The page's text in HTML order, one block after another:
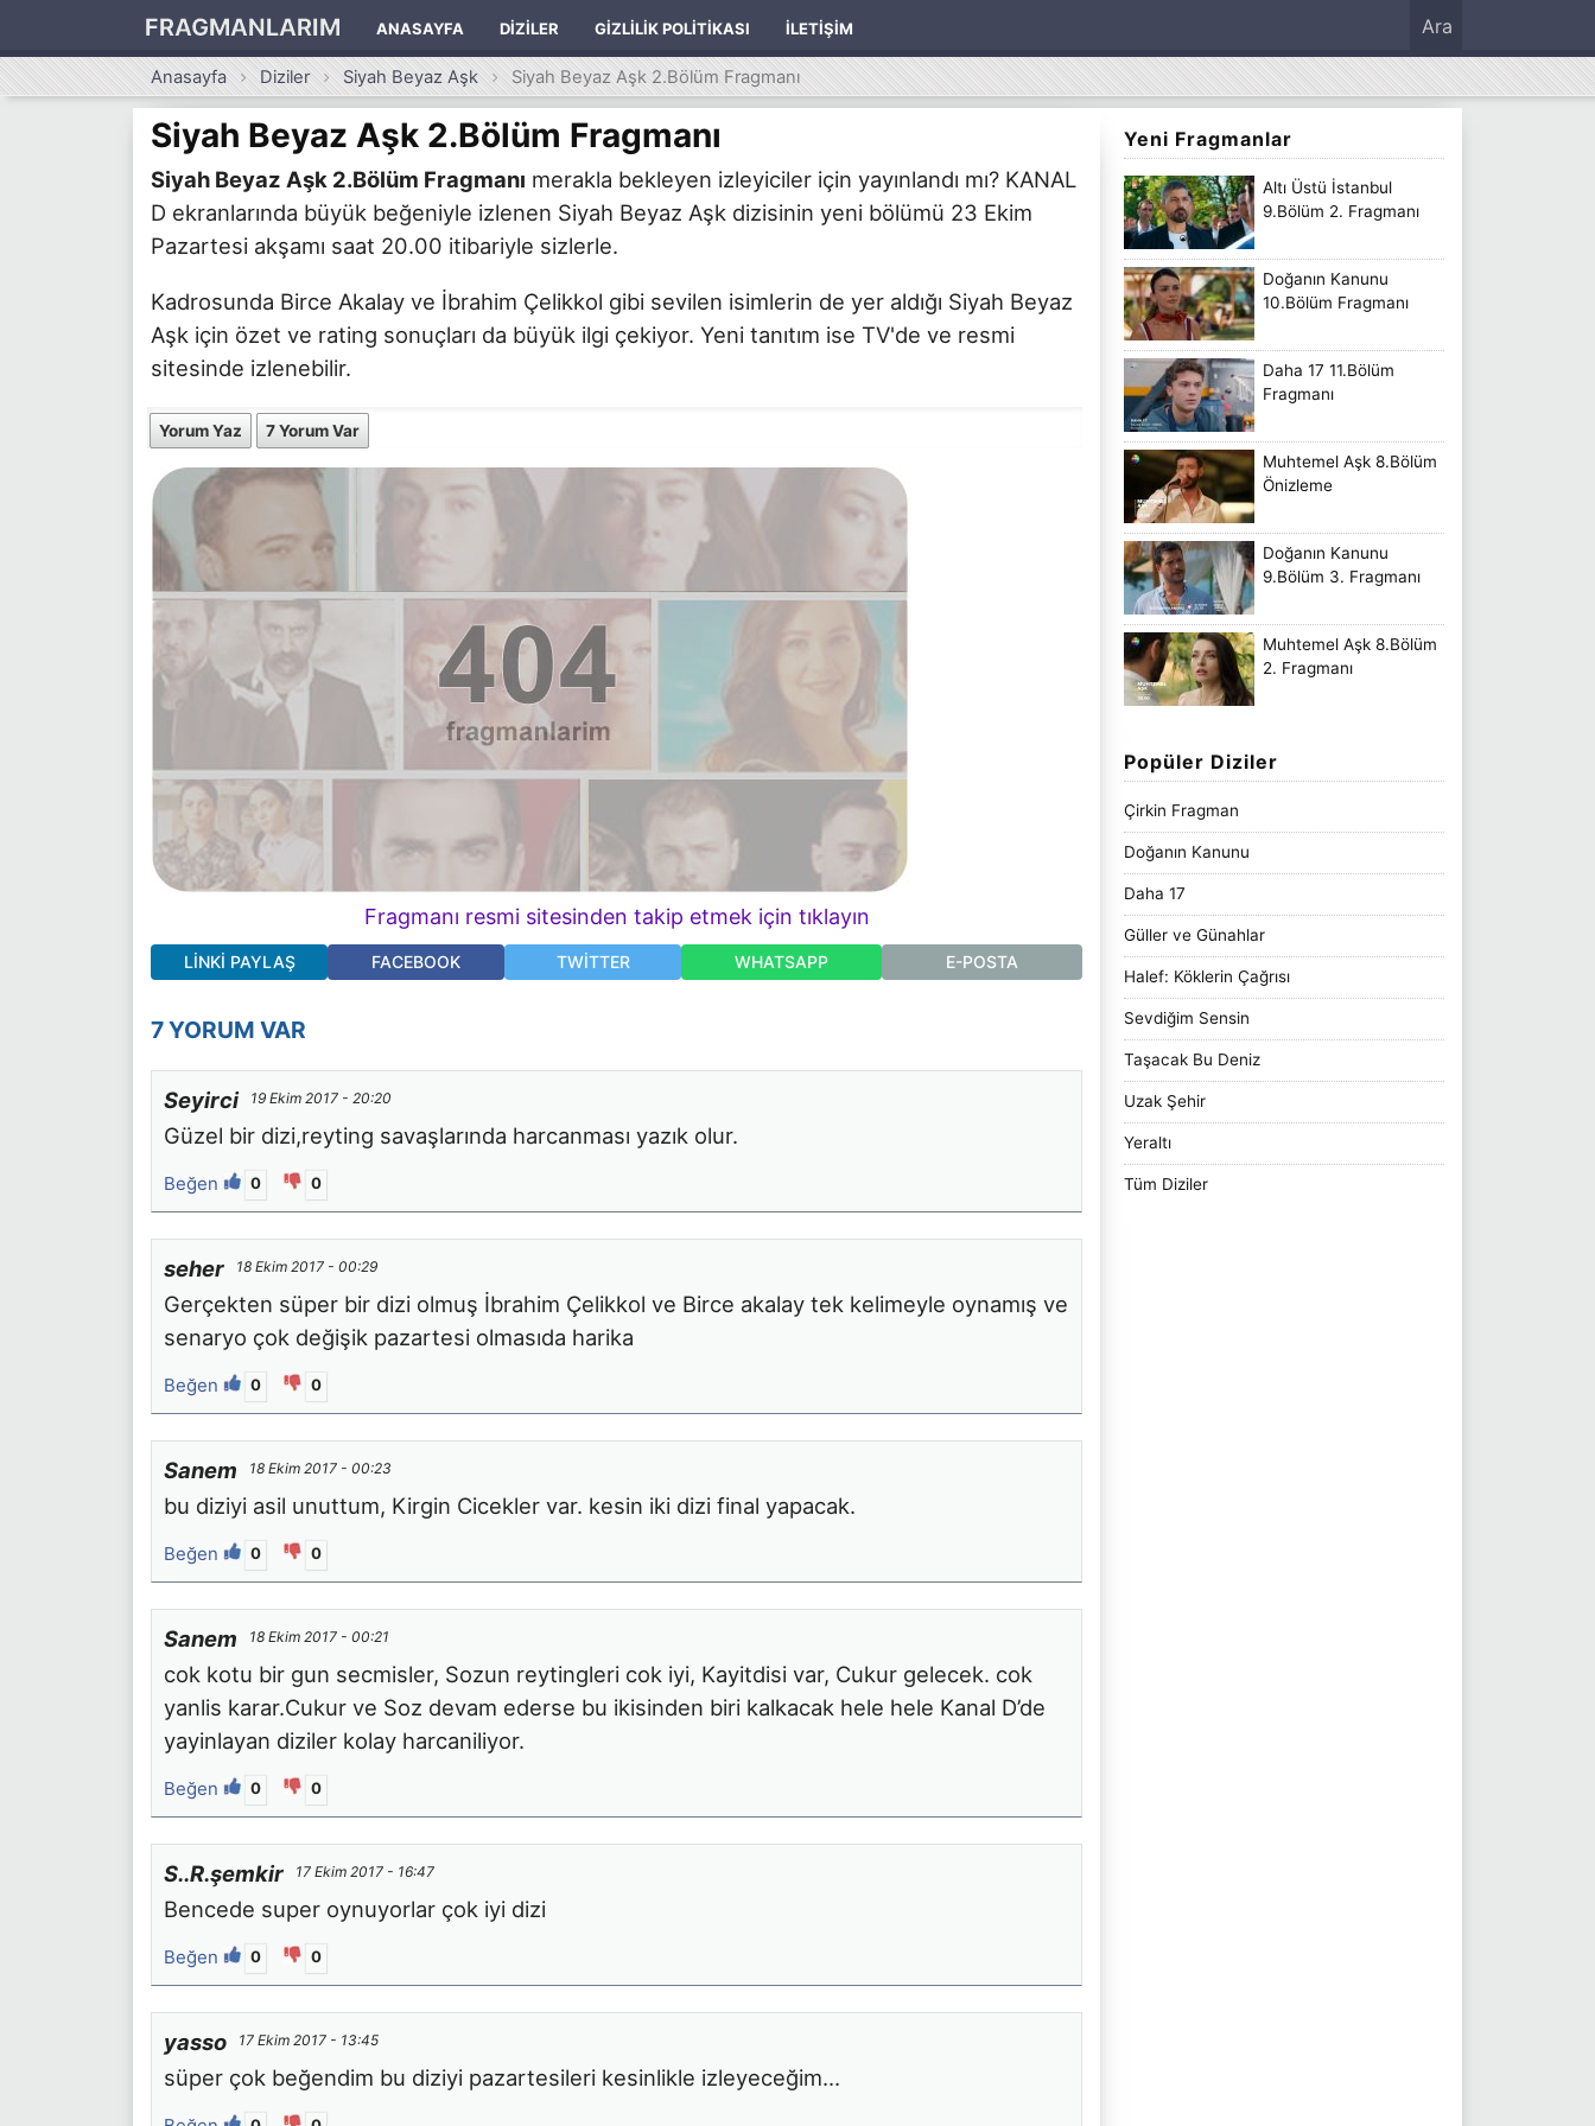
FRAGMANLARIM ANASAYFA DIZILER GIZLILIK POLITIKASI İLETIŞIM Ara
Anasayfa Diziler Siyah Beyaz Aşk Siyah Beyaz Aşk 2.Bölüm Fragmanı
Siyah Beyaz Aşk 2.Bölüm Fragmanı
Siyah Beyaz Aşk 2.Bölüm Fragmanı merakla bekleyen izleyiciler için yayınlandı mı? KANAL
D ekranlarında büyük beğeniyle izlenen Siyah Beyaz Aşk dizisinin yeni bölümü 23 Ekim
Pazartesi akşamı saat 20.00 itibariyle sizlerle.
Kadrosunda Birce Akalay ve İbrahim Çelikkol gibi sevilen isimlerin de yer aldığı Siyah Beyaz
Aşk için özet ve rating sonuçları da büyük ilgi çekiyor. Yeni tanıtım ise TV'de ve resmi
sitesinde izlenebilir.
Yorum Yaz 7 Yorum Var
Fragmanı resmi sitesinden takip etmek için tıklayın
LINKI PAYLAŞ FACEBOOK TWITTER WHATSAPP E-POSTA
7 YORUM VAR
Seyirci 19 Ekim 2017 - 20:20
Güzel bir dizi,reyting savaşlarında harcanması yazık olur.
Beğen 0 0
seher 18 Ekim 2017 - 00:29
Gerçekten süper bir dizi olmuş İbrahim Çelikkol ve Birce akalay tek kelimeyle oynamış ve
senaryo çok değişik pazartesi olmasıda harika
Beğen 0 0
Sanem 18 Ekim 2017 - 00:23
bu diziyi asil unuttum, Kirgin Cicekler var. kesin iki dizi final yapacak.
Beğen 0 0
Sanem 18 Ekim 2017 - 00:21
cok kotu bir gun secmisler, Sozun reytingleri cok iyi, Kayitdisi var, Cukur gelecek. cok
yanlis karar.Cukur ve Soz devam ederse bu ikisinden biri kalkacak hele hele Kanal D’de
yayinlayan diziler kolay harcaniliyor.
Beğen 0 0
S..R.şemkir 17 Ekim 2017 - 16:47
Bencede super oynuyorlar çok iyi dizi
Beğen 0 0
yasso 17 Ekim 2017 - 13:45
süper çok beğendim bu diziyi pazartesileri kesinlikle izleyeceğim…
Yeni Fragmanlar
Altı Üstü İstanbul
9.Bölüm 2. Fragmanı
Doğanın Kanunu
10.Bölüm Fragmanı
Daha 17 11.Bölüm
Fragmanı
Muhtemel Aşk 8.Bölüm
Önizleme
Doğanın Kanunu
9.Bölüm 3. Fragmanı
Muhtemel Aşk 8.Bölüm
2. Fragmanı
Popüler Diziler
Çirkin Fragman
Doğanın Kanunu
Daha 17
Güller ve Günahlar
Halef: Köklerin Çağrısı
Sevdiğim Sensin
Taşacak Bu Deniz
Uzak Şehir
Yeraltı
Tüm Diziler